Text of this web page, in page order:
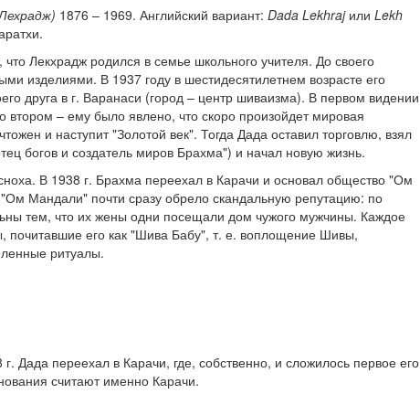
1876 – 1969. Английский вариант: Dada Lekhraj или Lekh
Лекхрадж родился в семье школьного учителя. До своего
изделиями. В 1937 году в шестидесятилетнем возрасте его
друга в г. Варанаси (город – центр шиваизма). В первом видении
втором – ему было явлено, что скоро произойдет мировая
и наступит "Золотой век". Тогда Дада оставил торговлю, взял
богов и создатель миров Брахма") и начал новую жизнь.
В 1938 г. Брахма переехал в Карачи и основал общество "Ом
Мандали" почти сразу обрело скандальную репутацию: по
тем, что их жены одни посещали дом чужого мужчины. Каждое
почитавшие его как "Шива Бабу", т. е. воплощение Шивы,
ритуалы.
Дада переехал в Карачи, где, собственно, и сложилось первое его
считают именно Карачи.